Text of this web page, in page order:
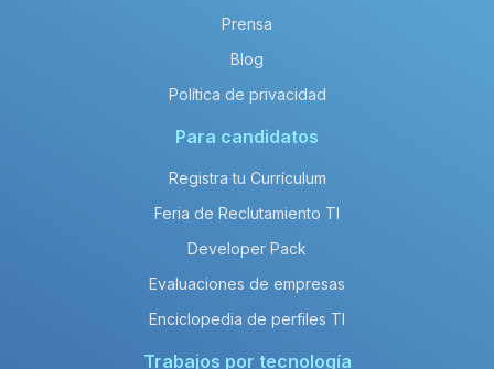
Prensa
Blog
Política de privacidad
Para candidatos
Registra tu Currículum
Feria de Reclutamiento TI
Developer Pack
Evaluaciones de empresas
Enciclopedia de perfiles TI
Trabajos por tecnología